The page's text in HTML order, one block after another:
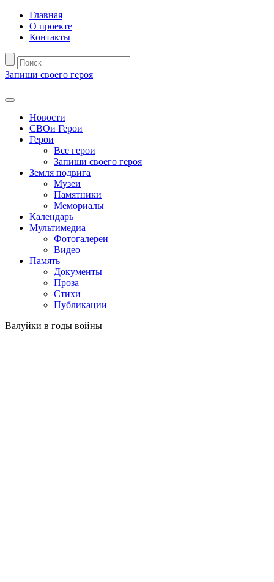
Главная
О проекте
Контакты
Запиши своего героя
Новости
СВОи Герои
Герои
Все герои
Запиши своего героя
Земля подвига
Музеи
Памятники
Мемориалы
Календарь
Мультимедиа
Фотогалереи
Видео
Память
Документы
Проза
Стихи
Публикации
Валуйки в годы войны